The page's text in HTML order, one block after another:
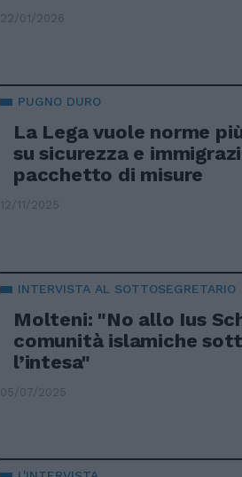
22/01/2026
PUGNO DURO
La Lega vuole norme
su sicurezza e
pacchetto di misure
12/11/2025
INTERVISTA AL SOTTOSEGRETARIO
Molteni: "No allo Ius
comunità islamiche
l’intesa"
05/07/2025